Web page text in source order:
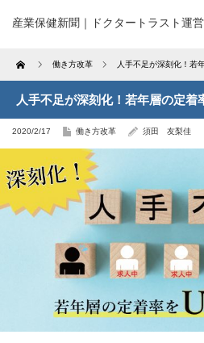
産業保健新聞｜ドクタートラスト運営
Home 働き方改革 人手不足が深刻化！若
人手不足が深刻化！若年層の定着
2020/2/17 働き方改革 須田 友梨佳